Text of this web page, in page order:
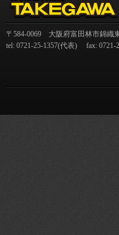
〒584-0069 大阪府富田林市錦織
tel: 0721-25-1357(代表) fax: 0721-